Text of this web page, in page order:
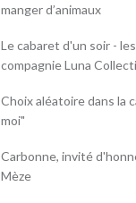
manger d’animaux
Le cabaret d'un soir -
compagnie Luna
Choix aléatoire dans la
moi"
Carbonne, invité
Mèze